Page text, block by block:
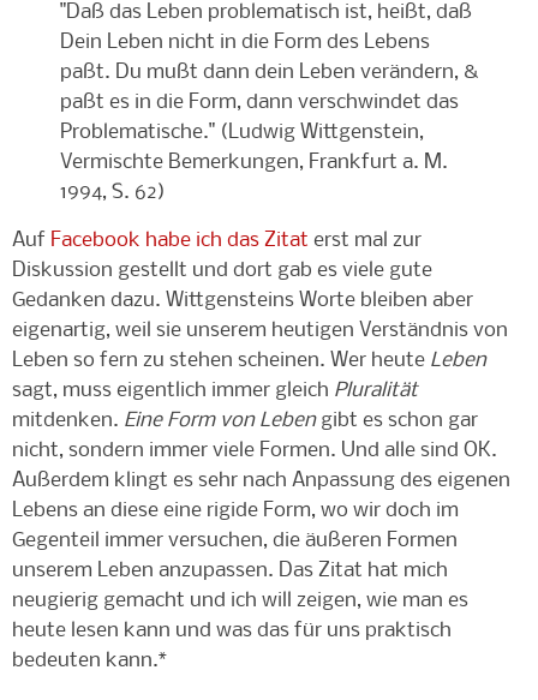
"Daß das Leben problematisch ist, heißt, daß
Dein Leben nicht in die Form des Lebens
paßt. Du mußt dann dein Leben verändern, &
paßt es in die Form, dann verschwindet das
Problematische." (Ludwig Wittgenstein,
Vermischte Bemerkungen, Frankfurt a. M.
1994, S. 62)
Auf Facebook habe ich das Zitat erst mal zur
Diskussion gestellt und dort gab es viele gute
Gedanken dazu. Wittgensteins Worte bleiben aber
eigenartig, weil sie unserem heutigen Verständnis von
Leben so fern zu stehen scheinen. Wer heute Leben
sagt, muss eigentlich immer gleich Pluralität
mitdenken. Eine Form von Lebengibt es schon gar
nicht, sondern immer viele Formen. Und alle sind OK.
Außerdem klingt es sehr nach Anpassung des eigenen
Lebens an diese eine rigide Form, wo wir doch im
Gegenteil immer versuchen, die äußeren Formen
unserem Leben anzupassen. Das Zitat hat mich
neugierig gemacht und ich will zeigen, wie man es
heute lesen kann und was das für uns praktisch
bedeuten kann.*